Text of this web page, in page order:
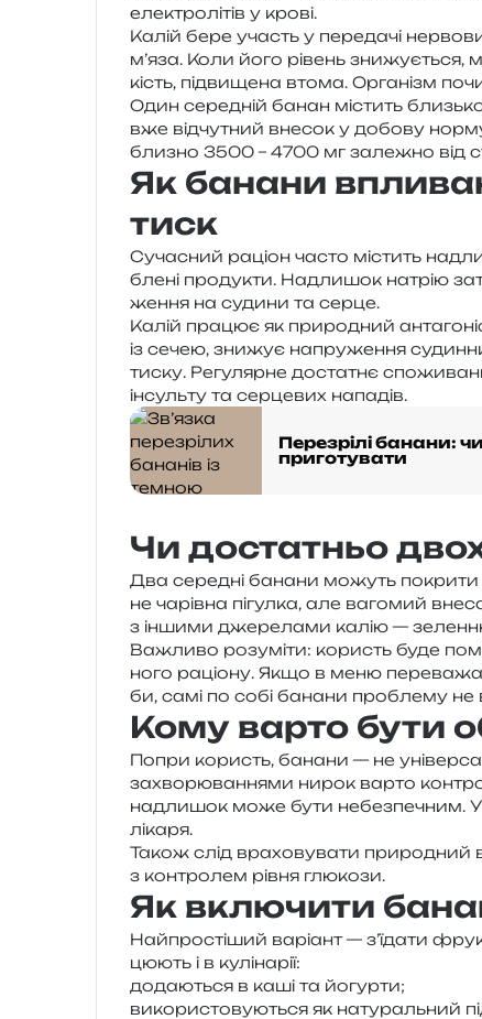
еле­ктро­лі­тів у крові.
Калій бере участь у пере­да­чі
м’яза. Коли його рівень
кість, під­ви­ще­на втома. Організм
Один сере­дній банан містить
вже від­чу­тний вне­сок у добо­ву
бли­зно 3500 – 4700 мг зале­жно від
Як банани
тиск
Сучасний раціон часто містить
бле­ні про­ду­кти. Надлишок натрію
же­н­ня на суди­ни та серце.
Калій пра­цює як при­ро­дний
із сечею, зни­жує напру­же­н­ня
тиску. Регулярне доста­тнє
інсуль­ту та сер­це­вих нападів.
Перезрілі банани:
приготувати
Чи достатньо
Два сере­дні бана­ни можуть покри­ти
не чарів­на пігул­ка, але ваго­мий
з інши­ми дже­ре­ла­ми калію —
Важливо розу­мі­ти: користь буде
но­го раціо­ну. Якщо в меню
би, самі по собі бана­ни про­бле­му не
Кому варто бути
Попри користь, бана­ни — не
захво­рю­ва­н­ня­ми нирок варто
надли­шок може бути небез­пе­чним. У
лікаря.
Також слід вра­хо­ву­ва­ти при­ро­дний
з кон­тро­лем рівня глюкози.
Як включити
Найпростіший варі­ант — з’їдати
цю­ють і в кулінарії:
дода­ю­ться в каші та йогурти;
вико­ри­сто­ву­ю­ться як нату­раль­ний